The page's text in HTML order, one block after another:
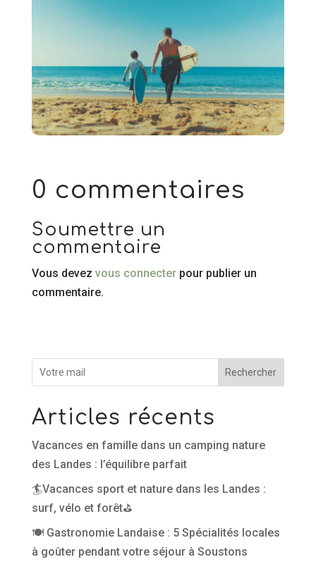
0 commentaires
Soumettre un
commentaire
Vous devez vous connecterpour publier un
commentaire.
Rechercher
Articles récents
Vacances en famille dans un camping nature
des Landes : l’équilibre parfait
🏄Vacances sport et nature dans les Landes :
surf, vélo et forêt⛳
🍽️ Gastronomie Landaise : 5 Spécialités locales
à goûter pendant votre séjour à Soustons